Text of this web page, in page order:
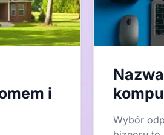
i
Wybór